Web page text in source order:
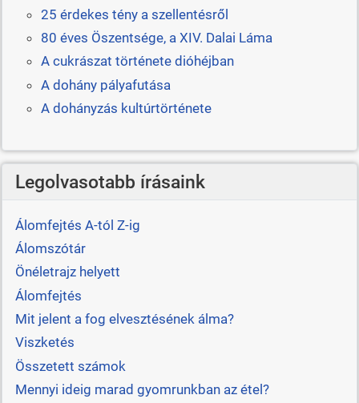
25 érdekes tény a szellentésről
80 éves Öszentsége, a XIV. Dalai Láma
A cukrászat története dióhéjban
A dohány pályafutása
A dohányzás kultúrtörténete
Legolvasotabb írásaink
Álomfejtés A-tól Z-ig
Álomszótár
Önéletrajz helyett
Álomfejtés
Mit jelent a fog elvesztésének álma?
Viszketés
Összetett számok
Mennyi ideig marad gyomrunkban az étel?